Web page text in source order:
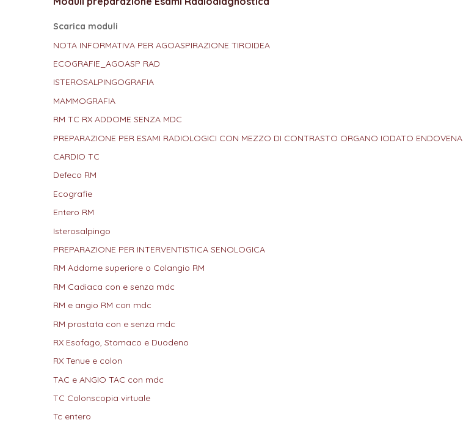
Scarica moduli
NOTA INFORMATIVA PER AGOASPIRAZIONE TIROIDEA
ECOGRAFIE_AGOASP RAD
ISTEROSALPINGOGRAFIA
MAMMOGRAFIA
RM TC RX ADDOME SENZA MDC
PREPARAZIONE PER ESAMI RADIOLOGICI CON MEZZO DI CONTRASTO ORGANO IODATO ENDOVENA
CARDIO TC
Defeco RM
Ecografie
Entero RM
Isterosalpingo
PREPARAZIONE PER INTERVENTISTICA SENOLOGICA
RM Addome superiore o Colangio RM
RM Cadiaca con e senza mdc
RM e angio RM con mdc
RM prostata con e senza mdc
RX Esofago, Stomaco e Duodeno
RX Tenue e colon
TAC e ANGIO TAC con mdc
TC Colonscopia virtuale
Tc entero